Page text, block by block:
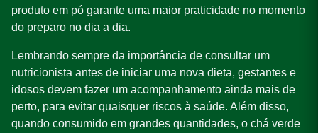
produto em pó garante uma maior praticidade no momento
do preparo no dia a dia.
Lembrando sempre da importância de consultar um
nutricionista antes de iniciar uma nova dieta, gestantes e
idosos devem fazer um acompanhamento ainda mais de
perto, para evitar quaisquer riscos à saúde. Além disso,
quando consumido em grandes quantidades, o chá verde